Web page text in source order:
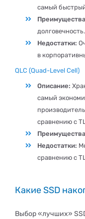
самый
долговечность.
Недостатки:
в
QLC (Quad-Level Cell)
Описание:
самый
сравнению с
Недостатки:
сравнению с
Какие SSD
Выбор «лучших»